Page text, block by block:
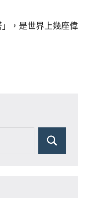
」，是世界上幾座偉
Search